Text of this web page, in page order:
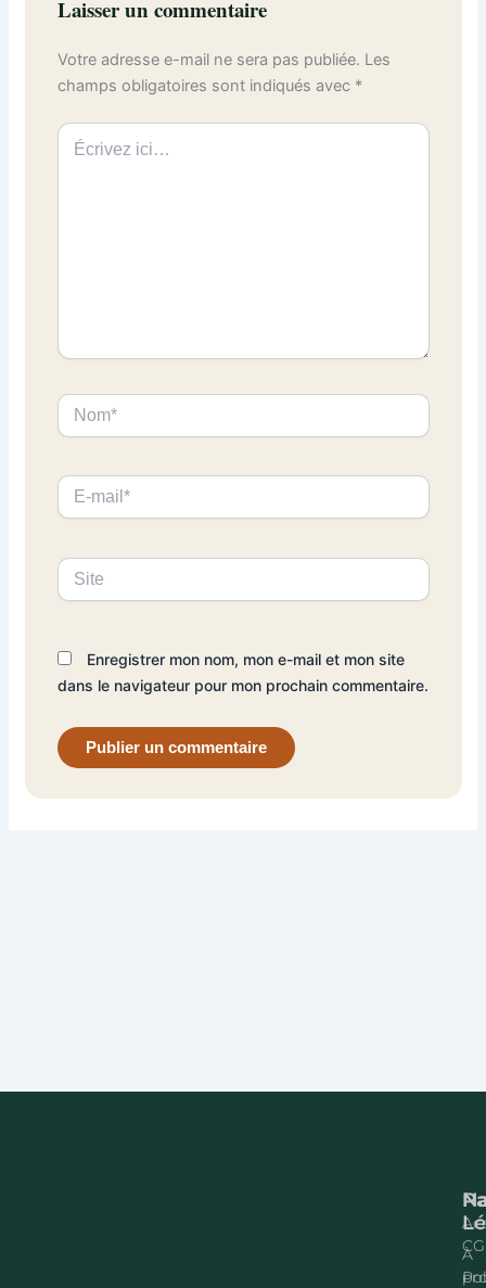
Laisser un commentaire
Votre adresse e-mail ne sera pas publiée. Les
champs obligatoires sont indiqués avec *
Écrivez
ici…
Nom*
E-
mail*
Site
Enregistrer mon nom, mon e-mail et mon site
dans le navigateur pour mon prochain commentaire.
À